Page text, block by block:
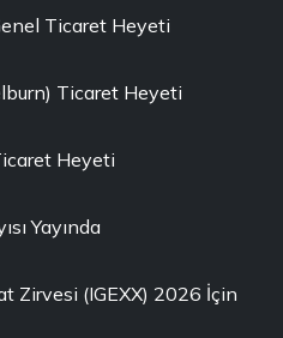
Ticaret Heyeti
Ticaret Heyeti
Heyeti
Yayında
Zirvesi (IGEXX) 2026 İçin